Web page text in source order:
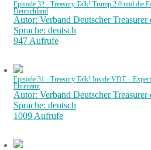
Episode 32 - Treasury Talk! Trump 2.0 und die
Deutschland
Autor: Verband Deutscher Treasurer
Sprache: deutsch
947 Aufrufe
Episode 31 - Treasury Talk! Inside VDT –
Ehrenamt
Autor: Verband Deutscher Treasurer
Sprache: deutsch
1009 Aufrufe